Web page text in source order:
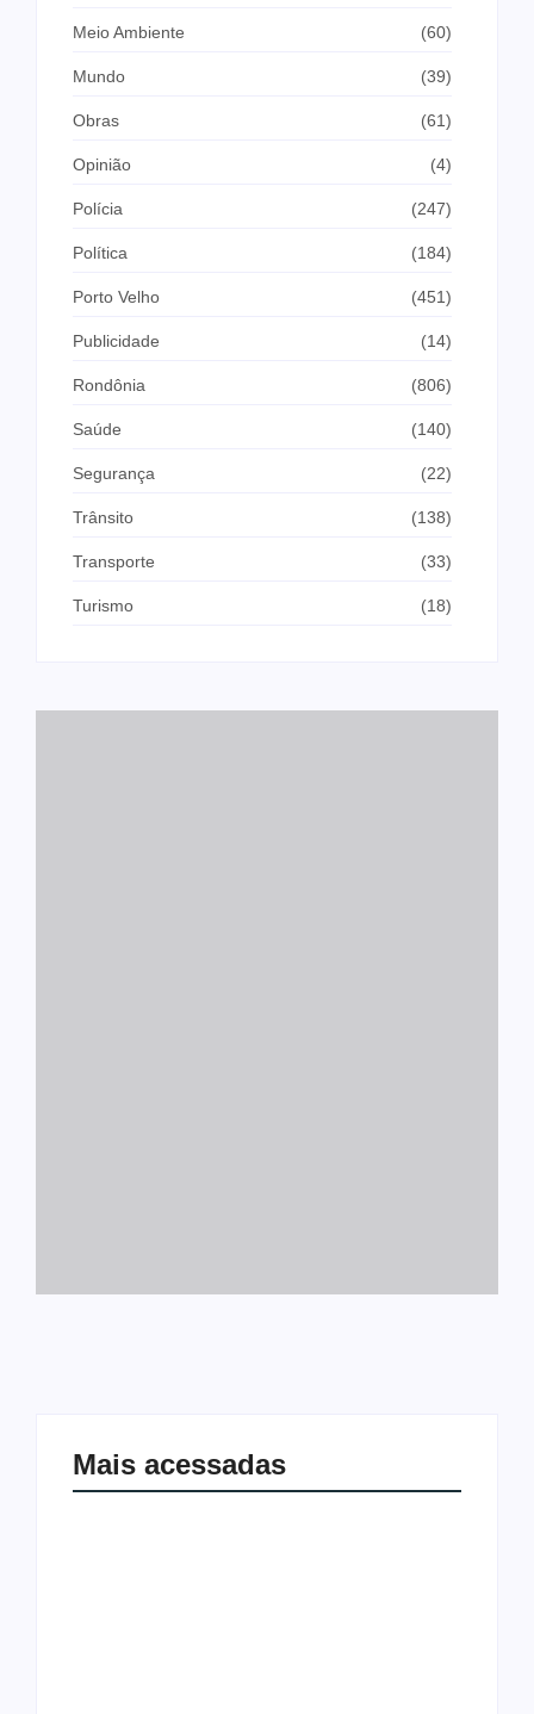
Meio Ambiente (60)
Mundo (39)
Obras (61)
Opinião (4)
Polícia (247)
Política (184)
Porto Velho (451)
Publicidade (14)
Rondônia (806)
Saúde (140)
Segurança (22)
Trânsito (138)
Transporte (33)
Turismo (18)
Mais acessadas